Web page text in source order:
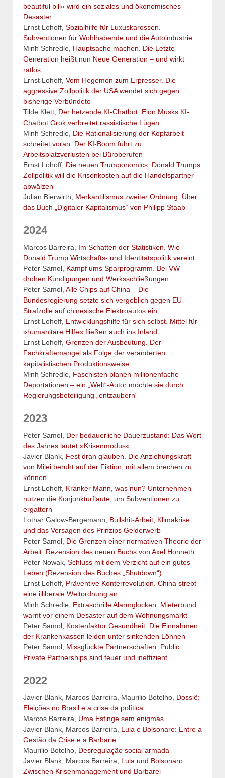
beautiful bill« wird ein soziales und ökonomisches
Desaster
Ernst Lohoff, Sozialhilfe für Luxuskarossen.
Subventionen für Wohlhabende und die Autoindustrie
Minh Schredle, Hauptsache machen. Die Letzte
Generation heißt nun Neue Generation – und wirkt
ratlos
Ernst Lohoff, Vom Hegemon zum Erpresser. Die
aggressive Zollpolitik der USA wendet sich gegen
bisherige Verbündete
Tilde Klett, Der hetzende KI-Chatbot. Elon Musks KI-
Chatbot Grok verbreitet rassistische Lügen
Minh Schredle, Die Rationalisierung der Kopfarbeit
schreitet voran. Der KI-Boom führt zu
Arbeitsplatzverlusten bei Büroberufen
Ernst Lohoff, Die neuen Trumponomics. Donald Trumps
Zollpolitik will die Krisenkosten auf die Handelspartner
abwälzen
Julian Bierwirth, Merkantilismus zweiter Ordnung. Über
das Buch „Digitaler Kapitalismus“ von Philipp Staab
2024
Marcos Barreira, Im Schatten der Statistiken. Wie
Donald Trump Wirtschafts- und Identitätspolitik vereint
Peter Samol, Kampf ums Sparprogramm. Bei VW
drohen Kündigungen und Werksschließungen
Peter Samol, Alle Chips auf China – Die
Bundesregierung setzte sich vergeblich gegen EU-
Strafzölle auf chinesische Elektroautos ein
Ernst Lohoff, Entwicklungshilfe für sich selbst. Mittel für
»humanitäre Hilfe« fließen auch ins Inland
Ernst Lohoff, Grenzen der Ausbeutung. Der
Fachkräftemangel als Folge der veränderten
kapitalistischen Produktionsweise
Minh Schredle, Faschisten planen millionenfache
Deportationen – ein „Welt“-Autor möchte sie durch
Regierungsbeteiligung „entzaubern“
2023
Peter Samol, Der bedauerliche Dauerzustand: Das Wort
des Jahres lautet »Krisenmodus«
Javier Blank, Fest dran glauben. Die Anziehungskraft
von Milei beruht auf der Fiktion, mit allem brechen zu
können
Ernst Lohoff, Kranker Mann, was nun? Unternehmen
nutzen die Konjunkturflaute, um Subventionen zu
ergattern
Lothar Galow-Bergemann, Bullshit-Arbeit, Klimakrise
und das Versagen des Prinzips Gelderwerb
Peter Samol, Die Grenzen einer normativen Theorie der
Arbeit. Rezension des neuen Buchs von Axel Honneth
Peter Nowak, Schluss mit dem Verzicht auf ein gutes
Leben (Rezension des Buches „Shutdown“)
Ernst Lohoff, Präventive Konterrevolution. China strebt
eine illiberale Weltordnung an
Minh Schredle, Extraschrille Alarmglocken. Mieterbund
warnt vor einem Desaster auf dem Wohnungsmarkt
Peter Samol, Kostenfaktor Gesundheit. Die Einnahmen
der Krankenkassen leiden unter sinkenden Löhnen
Peter Samol, Missglückte Partnerschaften. Public
Private Partnerships sind teuer und ineffizient
2022
Javier Blank, Marcos Barreira, Maurilio Botelho, Dossiê:
Eleições no Brasil e a crise da política
Marcos Barreira, Uma Esfinge sem enigmas
Javier Blank, Marcos Barreira, Lula e Bolsonaro: Entre a
Gestão da Crise e a Barbarie
Maurilio Botelho, Desregulação social armada
Javier Blank, Marcos Barreira, Lula und Bolsonaro:
Zwischen Krisenmanagement und Barbarei